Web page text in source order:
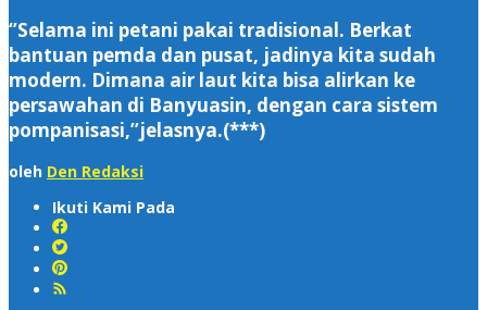
‘’Selama ini petani pakai tradisional. Berkat
bantuan pemda dan pusat, jadinya kita sudah
modern. Dimana air laut kita bisa alirkan ke
persawahan di Banyuasin, dengan cara sistem
pompanisasi,’’jelasnya.(***)
oleh Den Redaksi
Ikuti Kami Pada